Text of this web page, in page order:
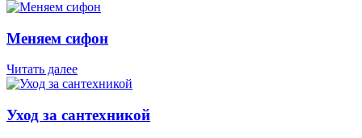
Меняем сифон
Читать далее
Уход за сантехникой